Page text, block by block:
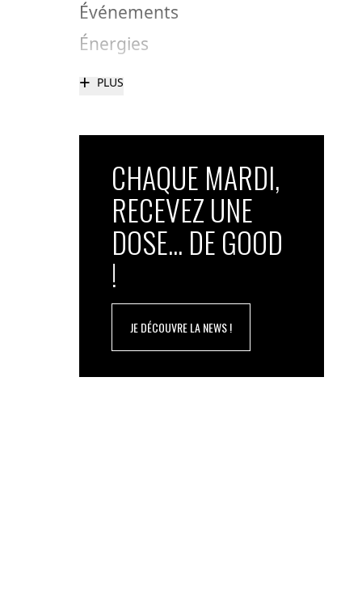
Événements
Énergies
+ PLUS
CHAQUE MARDI,
RECEVEZ UNE
DOSE... DE GOOD
!
JE DÉCOUVRE LA NEWS !